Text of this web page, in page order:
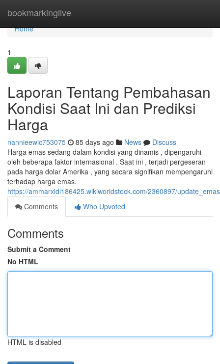
bookmarkinglive
Home
Home
1
Laporan Tentang Pembahasan
Kondisi Saat Ini dan Prediksi
Harga
nannieewic753075 85 days ago News
Discuss
Harga emas sedang dalam kondisi yang dinamis , dipengaruhi
oleh beberapa faktor internasional . Saat ini , terjadi pergeseran
pada harga dolar Amerika , yang secara signifikan mempengaruhi
terhadap harga emas.
https://ammarxldl186425.wikiworldstock.com/2360897/
Comments
Who Upvoted
Comments
Submit a Comment
No HTML
HTML is disabled